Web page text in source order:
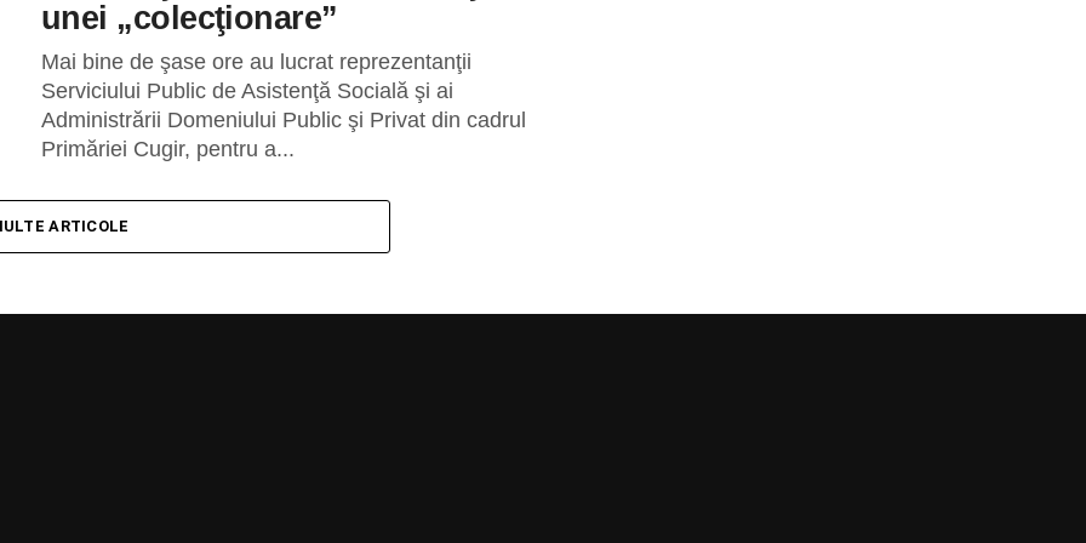
unei „colecţionare”
Mai bine de şase ore au lucrat reprezentanţii
Serviciului Public de Asistenţă Socială şi ai
Administrării Domeniului Public şi Privat din cadrul
Primăriei Cugir, pentru a...
ARTICOLE